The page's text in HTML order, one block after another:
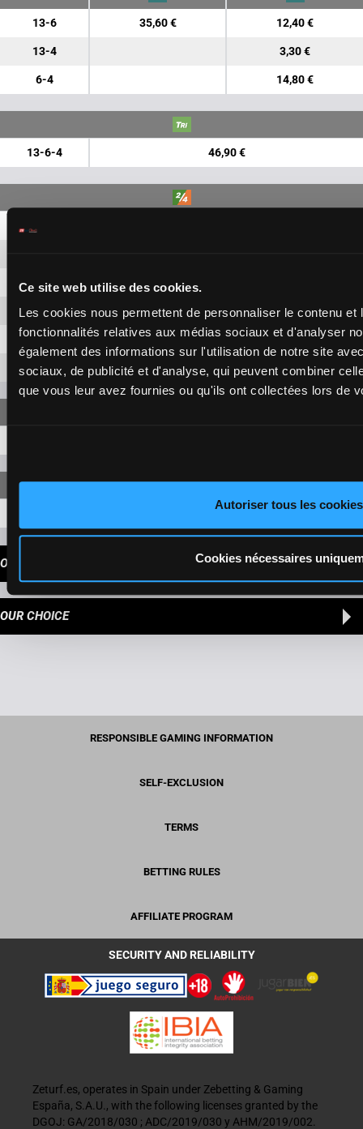
Ce site web utilise des cookies.
Les cookies nous permettent de personnaliser le contenu
fonctionnalités relatives aux médias sociaux et d'analyser
également des informations sur l'utilisation de notre site
sociaux, de publicité et d'analyse, qui peuvent combiner
que vous leur avez fournies ou qu'ils ont collectées lors de
Autoriser tous les cookies
Cookies nécessaires
13-6 35,60 € 12,40 €
13-4 3,30 €
6-4 14,80 €
13-6-4 46,90 €
13-8
6-4 1,70 €
6-8 1,70 €
4-8 1,70 €
88,50 €
OUR TIPS
OUR CHOICE
RESPONSIBLE GAMING INFORMATION
SELF-EXCLUSION
TERMS
BETTING RULES
AFFILIATE PROGRAM
SECURITY AND RELIABILITY
Zeturf.es, operates in Spain under Zebetting & Gaming
España, S.A.U., with the following licenses granted by the
DGOJ: GA/2018/030 ; ADC/2019/030 y AHM/2019/002.